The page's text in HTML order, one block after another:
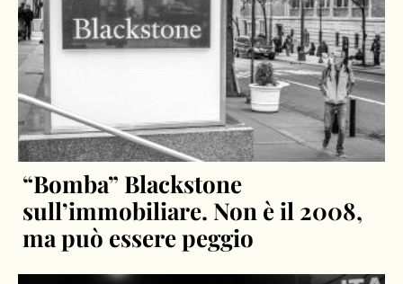
“Bomba” Blackstone
sull’immobiliare. Non è il 2008,
ma può essere peggio